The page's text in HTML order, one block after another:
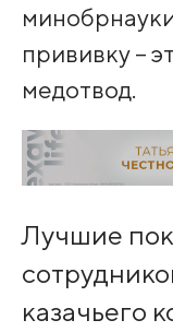
прививку –
медотвод.
Лучшие
казачьего